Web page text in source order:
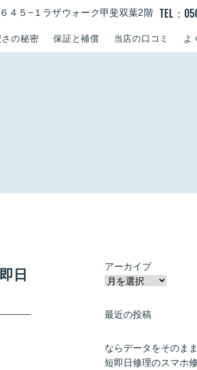
さの秘密 保証と補償 当店の口コミ よ
４５−１ラザウォーク甲斐双葉2階 TEL：
日
アーカイブ
最近の投稿
ならデータをそのま
短即日修理のスマホ